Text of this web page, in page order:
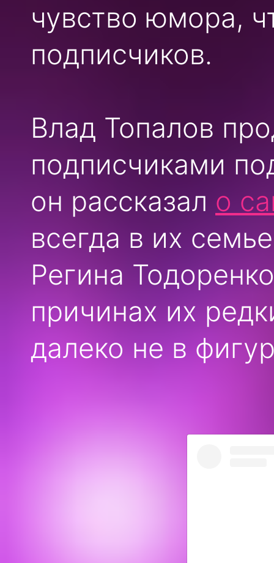
чувство юмора,
подписчиков.
Влад Топалов
подписчиками
он рассказал о
всегда в их
Регина
причинах их
далеко не в